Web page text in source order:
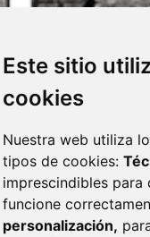
Este sitio
cookies
Nuestra web utiliza
tipos de cookies:
imprescindibles para
funcione
personalización,
22400 MONZÓN -
· (34) 974 400 700 ·